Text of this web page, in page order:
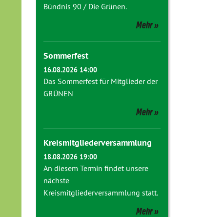
Bündnis 90 / Die Grünen.
Mehr
Sommerfest
16.08.2026 14:00
Das Sommerfest für Mitglieder der
GRÜNEN
Mehr
Kreismitgliederversammlung
18.08.2026 19:00
An diesem Termin findet unsere
nächste
Kreismitgliederversammlung statt.
Mehr